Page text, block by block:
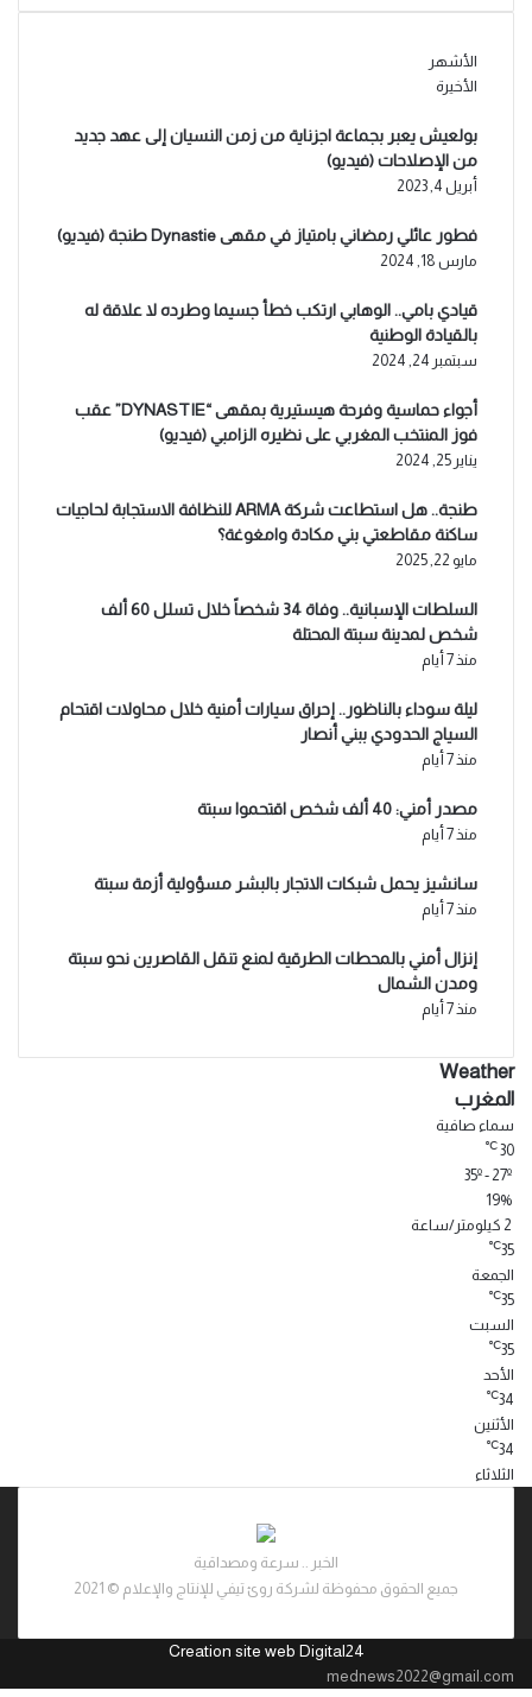
الأشهر
الأخيرة
بولعيش يعبر بجماعة اجزناية من زمن النسيان إلى عهد جديد
من الإصلاحات (فيديو)
أبريل 4, 2023
فطور عائلي رمضاني بامتياز في مقهى Dynastie طنجة (فيديو)
مارس 18, 2024
قيادي بامي.. الوهابي ارتكب خطأ جسيما وطرده لا علاقة له
بالقيادة الوطنية
سبتمبر 24, 2024
أجواء حماسية وفرحة هيستيرية بمقهى “DYNASTIE” عقب
فوز المنتخب المغربي على نظيره الزامبي (فيديو)
يناير 25, 2024
طنجة.. هل استطاعت شركة ARMA للنظافة الاستجابة لحاجيات
ساكنة مقاطعتي بني مكادة وامغوغة؟
مايو 22, 2025
السلطات الإسبانية.. وفاة 34 شخصاً خلال تسلل 60 ألف
شخص لمدينة سبتة المحتلة
منذ 7 أيام
ليلة سوداء بالناظور.. إحراق سيارات أمنية خلال محاولات اقتحام
السياج الحدودي ببني أنصار
منذ 7 أيام
مصدر أمني: 40 ألف شخص اقتحموا سبتة
منذ 7 أيام
سانشيز يحمل شبكات الاتجار بالبشر مسؤولية أزمة سبتة
منذ 7 أيام
إنزال أمني بالمحطات الطرقية لمنع تنقل القاصرين نحو سبتة
ومدن الشمال
منذ 7 أيام
Weather
المغرب
سماء صافية
30
℃
19%
2 كيلومتر/ساعة
35
℃
الجمعة
35
℃
السبت
35
℃
الأحد
34
℃
الأثنين
34
℃
الثلاثاء
الخبر .. سرعة ومصداقية
جميع الحقوق محفوظة لشركة روئ تيفي للإنتاج والإعلام © 2021
Creation site web Digital24
mednews2022@gmail.com